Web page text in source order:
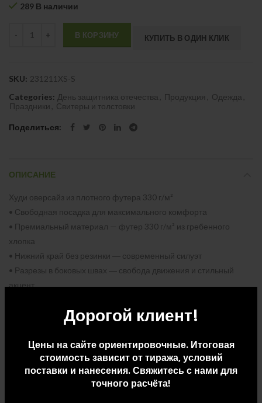
Дорогой клиент!
Цены на сайте ориентировочные. Итоговая
стоимость зависит от тиража, условий
поставки и нанесения. Свяжитесь с нами для
точного расчёта!
289 В наличии
В КОРЗИНУ КУПИТЬ В ОДИН КЛИК
SKU: 231211XS-S
Categories: День защитника отечества Продукция Одежда
Праздники
Свитеры и толстовки
Поделиться
ОПИСАНИЕ
Худи оверсайз из плотного футера 330 г/м²
• Свободная посадка для максимального комфорта
• Премиальный материал — футер 330 г/м² из гребенного
хлопка
• Нижний край без резинки ― современный силуэт
• Разрезы в боковых швах ― свобода движения и стильный
акцент
персонализации, внимание только к вашему нанесению
• Шнурки с резиновыми наконечниками ― стиль и
долговечность